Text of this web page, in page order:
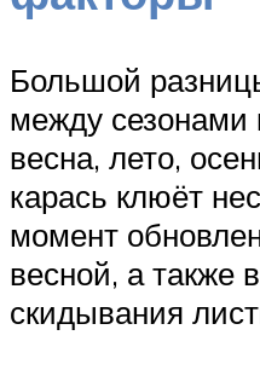
Большой
между сезонами
весна, лето,
карась клюёт
момент
весной, а также
скидывания